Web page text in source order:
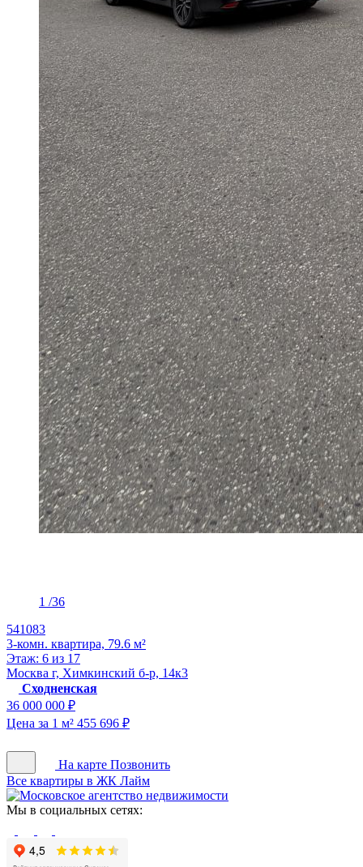
1 /36
541083
3-комн. квартира, 79.6 м²
Этаж: 6 из 17
Москва г, Химкинский б-р, 14к3
Сходненская
36 000 000 ₽
Цена за 1 м² 455 696 ₽
На карте Позвонить
Все квартиры в ЖК Лайм
Мы в социальных сетях: